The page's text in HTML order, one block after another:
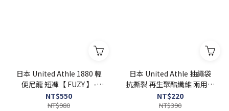
日本 United Athle 1880 輕
便尼龍 短褲【 FUZY 】-
UA1880
NT$550
NT$980
日本 United Athle 抽繩袋
抗撕裂 再生聚酯纖維 兩用包
包【 FUZY 】- UA1392
NT$220
NT$390